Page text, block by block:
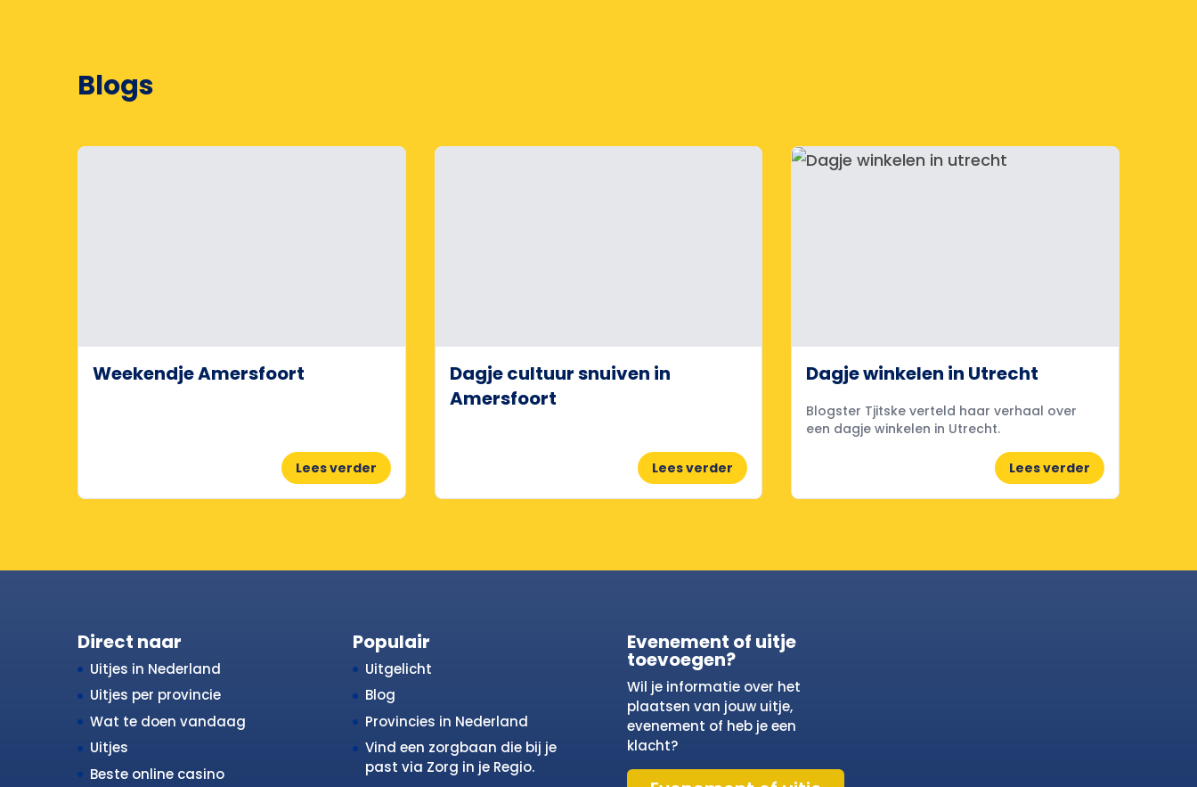
Blogs
Weekendje Amersfoort
Lees verder
Dagje cultuur snuiven in
Amersfoort
Lees verder
Dagje winkelen in Utrecht
Blogster Tjitske verteld haar verhaal over
een dagje winkelen in Utrecht.
Lees verder
Direct naar
Uitjes in Nederland
Uitjes per provincie
Wat te doen vandaag
Uitjes
Beste online casino
Populair
Uitgelicht
Blog
Provincies in Nederland
Vind een zorgbaan die bij je
past via Zorg in je Regio.
Evenement of uitje
toevoegen?
Wil je informatie over het
plaatsen van jouw uitje,
evenement of heb je een
klacht?